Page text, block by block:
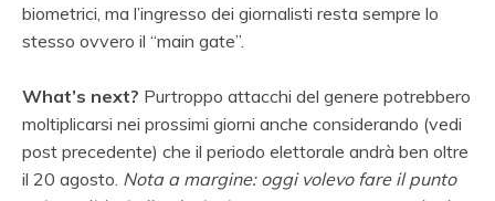
biometrici, ma l’ingresso dei giornalisti resta sempre lo
stesso ovvero il “main gate”.
What’s next? Purtroppo attacchi del genere potrebbero
moltiplicarsi nei prossimi giorni anche considerando (vedi
post precedente) che il periodo elettorale andrà ben oltre
il 20 agosto. Nota a margine: oggi volevo fare il punto